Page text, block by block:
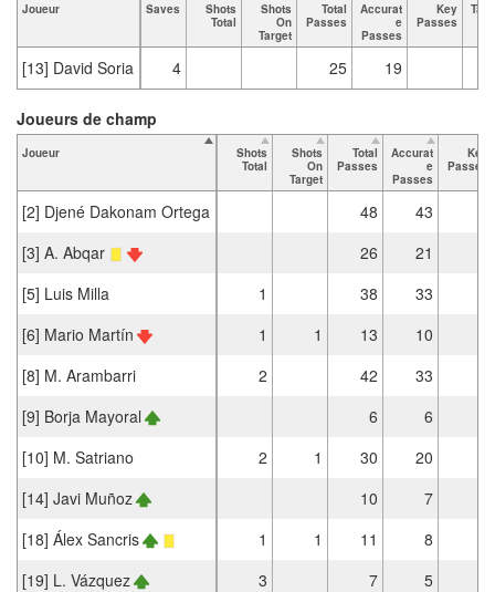
Joueur Saves
Shots
Total
Shots
On
Target
Total
Passes
Accurat
e
Passes
Key
Passes
[13] David Soria 4 25 19
Joueur
Shots
Total
Shots
On
Target
Total
Passes
Accurat
e
Passes
Key
Passes
[2] Djené Dakonam Ortega 48
43
[3] A. Abqar
26
21
[5] Luis Milla
1 38 33
[6] Mario Martín
1 1 13
10
[8] M. Arambarri
2 42 33
[9] Borja Mayoral
6 6
[10] M. Satriano
2 1 30 20
[14] Javi Muñoz
10 7
[18] Álex Sancris
1 1 11
8
[19] L. Vázquez
3 7
5
Joueurs de champ